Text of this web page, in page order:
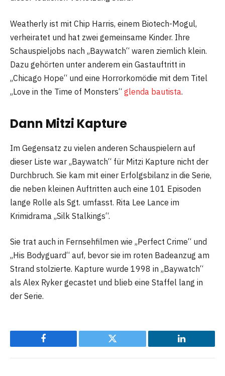
Weatherly ist mit Chip Harris, einem Biotech-Mogul,
verheiratet und hat zwei gemeinsame Kinder. Ihre
Schauspieljobs nach „Baywatch“ waren ziemlich klein.
Dazu gehörten unter anderem ein Gastauftritt in
„Chicago Hope“ und eine Horrorkomödie mit dem Titel
„Love in the Time of Monsters“ glenda bautista.
Dann Mitzi Kapture
Im Gegensatz zu vielen anderen Schauspielern auf
dieser Liste war „Baywatch“ für Mitzi Kapture nicht der
Durchbruch. Sie kam mit einer Erfolgsbilanz in die Serie,
die neben kleinen Auftritten auch eine 101 Episoden
lange Rolle als Sgt. umfasst. Rita Lee Lance im
Krimidrama „Silk Stalkings“.
Sie trat auch in Fernsehfilmen wie „Perfect Crime“ und
„His Bodyguard“ auf, bevor sie im roten Badeanzug am
Strand stolzierte. Kapture wurde 1998 in „Baywatch“
als Alex Ryker gecastet und blieb eine Staffel lang in
der Serie.
Facebook Twitter LinkedIn